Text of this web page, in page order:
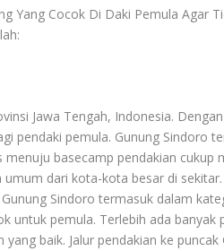
Yang Cocok Di Daki Pemula Agar
Jawa Tengah, Indonesia.
pendaki pemula. Gunung Sindoro
basecamp pendakian cukup
dari kota-kota besar di
Sindoro termasuk dalam
untuk pemula. Terlebih ada banyak
baik. Jalur pendakian ke